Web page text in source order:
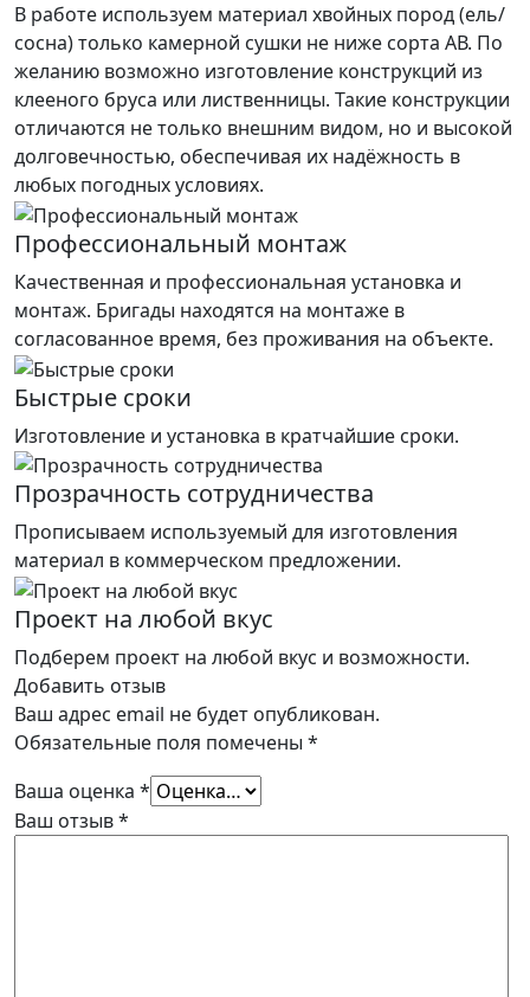
В работе используем материал хвойных пород (ель/
сосна) только камерной сушки не ниже сорта АВ. По
желанию возможно изготовление конструкций из
клееного бруса или лиственницы. Такие конструкции
отличаются не только внешним видом, но и высокой
долговечностью, обеспечивая их надёжность в
любых погодных условиях.
Профессиональный монтаж
Качественная и профессиональная установка и
монтаж. Бригады находятся на монтаже в
согласованное время, без проживания на объекте.
Быстрые сроки
Изготовление и установка в кратчайшие сроки.
Прозрачность сотрудничества
Прописываем используемый для изготовления
материал в коммерческом предложении.
Проект на любой вкус
Подберем проект на любой вкус и возможности.
Добавить отзыв
Ваш адрес email не будет опубликован.
Обязательные поля помечены *
Ваша оценка *
Ваш отзыв*